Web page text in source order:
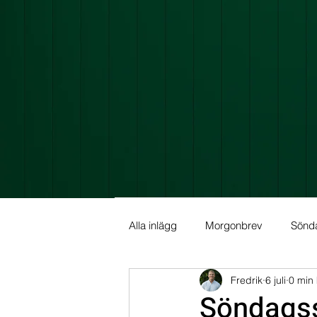
Alla inlägg Morgonbrev
Allmän info Fundamental
Fredrik 6 juli 0 min